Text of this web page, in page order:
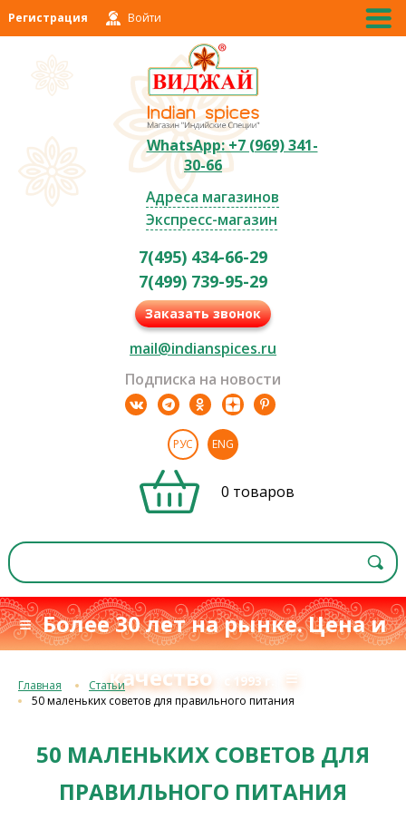
Регистрация Войти
WhatsApp: +7 (969) 341-
30-66
Адреса магазинов
Экспресс-магазин
7(495) 434-66-29
7(499) 739-95-29
Заказать звонок
mail@indianspices.ru
Подписка на новости
РУС ENG
0 товаров
≡ Более 30 лет на рынке. Цена и
качество
с 1993 г. ≡
Главная
Статьи
50 маленьких советов для правильного питания
50 МАЛЕНЬКИХ СОВЕТОВ ДЛЯ
ПРАВИЛЬНОГО ПИТАНИЯ